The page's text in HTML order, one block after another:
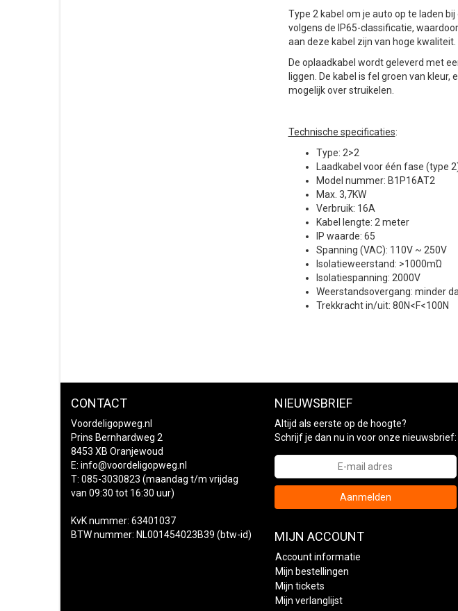
Type 2 kabel om je auto op te laden
volgens de IP65-classificatie,
aan deze kabel zijn van hoge kwaliteit.
De oplaadkabel wordt geleverd met
liggen. De kabel is fel groen van
mogelijk over struikelen.
Technische specificaties:
Type: 2>2
Laadkabel voor één fase (type
Model nummer: B1P16AT2
Max. 3,7KW
Verbruik: 16A
Kabel lengte: 2 meter
IP waarde: 65
Spanning (VAC): 110V ~ 250V
Isolatieweerstand: >1000mΏ
Isolatiespanning: 2000V
Weerstandsovergang: minder
Trekkracht in/uit: 80N<F<100N
CONTACT
Voordeligopweg.nl
Prins Bernhardweg 2
8453 XB Oranjewoud
E: info@voordeligopweg.nl
T: 085-3030823 (maandag t/m vrijdag
van 09:30 tot 16:30 uur)
KvK nummer: 63401037
BTW nummer: NL001454023B39 (btw-id)
NIEUWSBRIEF
Altijd als eerste op de hoogte?
Schrijf je dan nu in voor onze nieuwsbrief:
Aanmelden
MIJN ACCOUNT
Account informatie
Mijn bestellingen
Mijn tickets
Mijn verlanglijst